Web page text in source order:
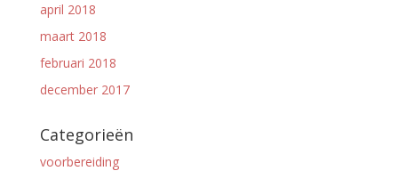
april 2018
maart 2018
februari 2018
december 2017
Categorieën
voorbereiding